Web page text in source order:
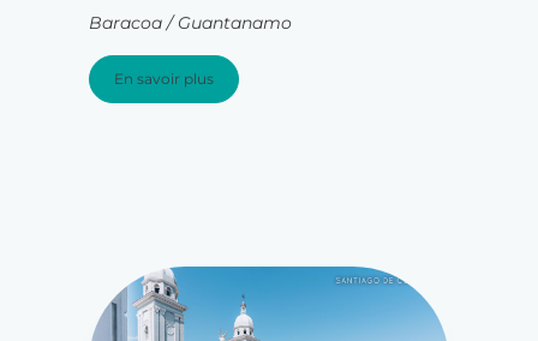
Baracoa / Guantanamo
En savoir plus